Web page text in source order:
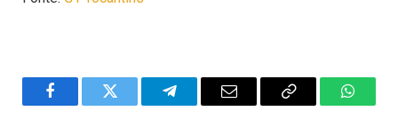
FacebookTwitter TelegramEmail
Copy